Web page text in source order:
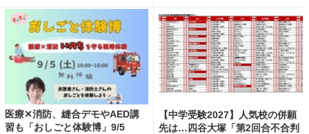
医療✕消防、縫合デモやAED講
習も「おしごと体験博」9/5
【中学受験2027】人気校の併願
先は…四谷大塚「第2回合不合判